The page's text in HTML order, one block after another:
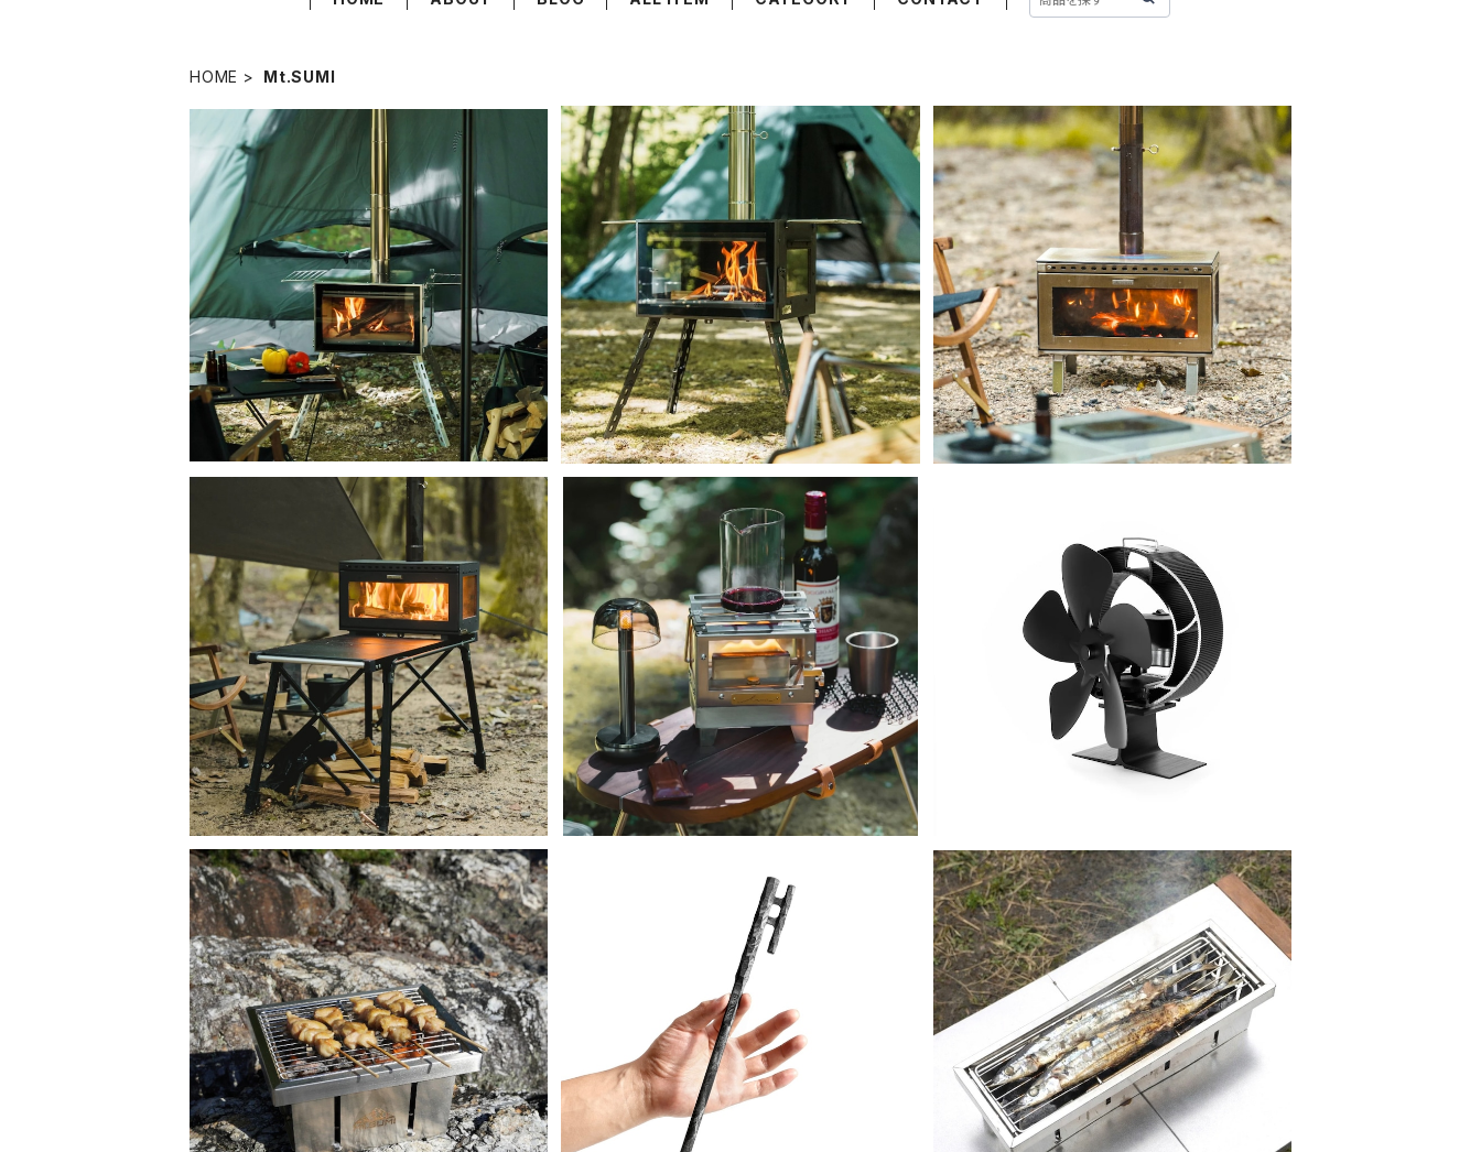
HOME Mt.SUMI
Mt.SUMI Woodstove AURA FG SUS /
マウントスミ アウトドア薪ストーブ オーラ ス
テンレス
¥99,000
SOLD OUT
Mt.SUMI Woodstove AURA FG / マウン
トスミ アウトドア薪ストーブ オーラ
¥87,450
SOLD OUT
Mt.SUMI Woodstove MIDORA SUS / マ
ウントスミ アウトドア薪ストーブ ミドラ ステ
ンレス
¥71,500
SOLD OUT
Mt.SUMI Woodstove MIDORA / マウン
トスミ アウトドア薪ストーブ ミドラ
¥54,450
SOLD OUT
Mt.SUMI オイルストーブ AURA Lumi オー
ラ ルミ
¥22,770
10%OFF
SOLD OUT
Mt.SUMI マウントスミ Stovefan Swing 6
0 ストーブファン S60
¥9,900
Mt.SUMI PerfectGrill mini SE マウント
スミ パーフェクトグリルミニ SE
¥7,700
単品販売 】 マウントスミ リ カーボンペグ
¥660
Mt.sumi マウントスミ / パーフェクトグリル
ハーフユニット (サンマ)
¥9,900